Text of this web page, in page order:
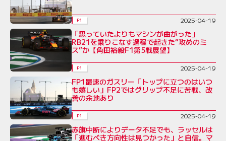
F1 2025-04-19
「思っていたよりもマシンが曲がった」
RB21を乗りこなす過程で起きた“攻めのミ
ス”か【角田裕毅F1第5戦展望】
F1 2025-04-19
FP1最速のガスリー「トップに立つのはいつ
も嬉しい」FP2ではグリップ不足に苦戦、改
善の余地あり
F1 2025-04-19
赤旗中断によりデータ不足でも、ラッセルは
「進むべき方向性は見つかった」と自信。マ